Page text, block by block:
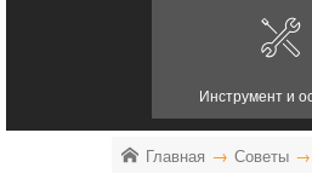
Инструмент и
Главная Советы